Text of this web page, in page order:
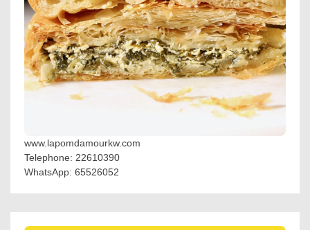
www.lapomdamourkw.com
Telephone: 22610390
WhatsApp: 65526052